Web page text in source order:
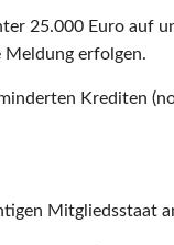
25.000 Euro auf
Meldung erfolgen.
Krediten
Mitgliedsstaat